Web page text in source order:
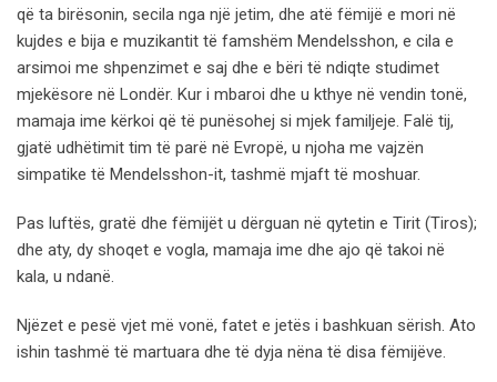
që ta birësonin, secila nga një jetim, dhe atë fëmijë e mori në
kujdes e bija e muzikantit të famshëm Mendelsshon, e cila e
arsimoi me shpenzimet e saj dhe e bëri të ndiqte studimet
mjekësore në Londër. Kur i mbaroi dhe u kthye në vendin tonë,
mamaja ime kërkoi që të punësohej si mjek familjeje. Falë tij,
gjatë udhëtimit tim të parë në Evropë, u njoha me vajzën
simpatike të Mendelsshon-it, tashmë mjaft të moshuar.
Pas luftës, gratë dhe fëmijët u dërguan në qytetin e Tirit (Tiros);
dhe aty, dy shoqet e vogla, mamaja ime dhe ajo që takoi në
kala, u ndanë.
Njëzet e pesë vjet më vonë, fatet e jetës i bashkuan sërish. Ato
ishin tashmë të martuara dhe të dyja nëna të disa fëmijëve.